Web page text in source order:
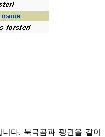
다. 북극곰과 펭귄을 같이